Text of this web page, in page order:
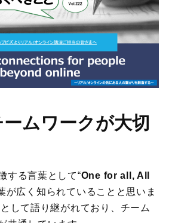
ムワークが大切
する言葉として“One for all, All
が広く知られていることと思いま
して語り継がれており、チーム